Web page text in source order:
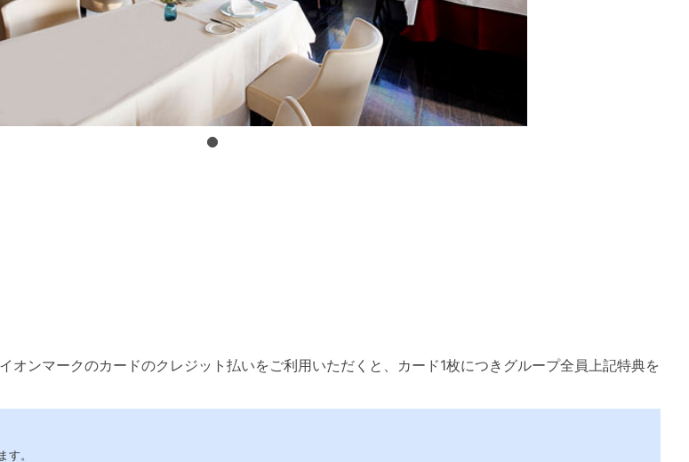
オンマークのカードのクレジット払いをご利用いただくと、カード1枚につきグループ全員上記特典を
。